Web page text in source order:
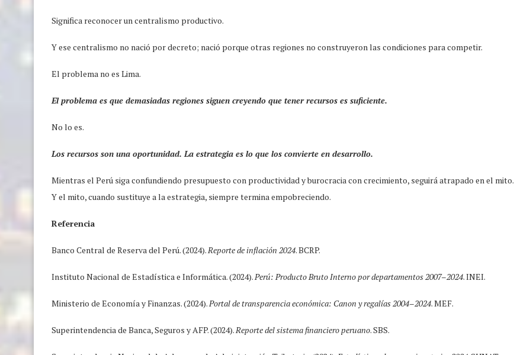
Significa reconocer un centralismo productivo.
Y ese centralismo no nació por decreto; nació porque otras regiones no construyeron las condiciones para competir.
El problema no es Lima.
El problema es que demasiadas regiones siguen creyendo que tener recursos es suficiente.
No lo es.
Los recursos son una oportunidad. La estrategia es lo que los convierte en desarrollo.
Mientras el Perú siga confundiendo presupuesto con productividad y burocracia con crecimiento, seguirá atrapado en el mito.
Y el mito, cuando sustituye a la estrategia, siempre termina empobreciendo.
Referencia
Banco Central de Reserva del Perú. (2024). Reporte de inflación 2024. BCRP.
Instituto Nacional de Estadística e Informática. (2024). Perú: Producto Bruto Interno por departamentos 2007–2024. INEI.
Ministerio de Economía y Finanzas. (2024). Portal de transparencia económica: Canon y regalías 2004–2024. MEF.
Superintendencia de Banca, Seguros y AFP. (2024). Reporte del sistema financiero peruano. SBS.